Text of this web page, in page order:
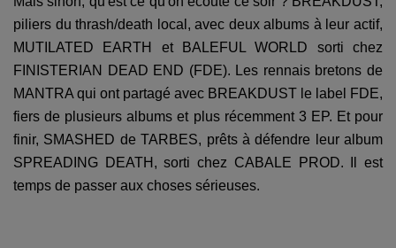
piliers du thrash/death local, avec deux albums à leur actif,
MUTILATED EARTH et BALEFUL WORLD sorti chez
FINISTERIAN DEAD END (FDE). Les rennais bretons de
MANTRA qui ont partagé avec BREAKDUST le label FDE,
fiers de plusieurs albums et plus récemment 3 EP. Et pour
finir, SMASHED de TARBES, prêts à défendre leur album
SPREADING DEATH, sorti chez CABALE PROD. Il est
temps de passer aux choses sérieuses.